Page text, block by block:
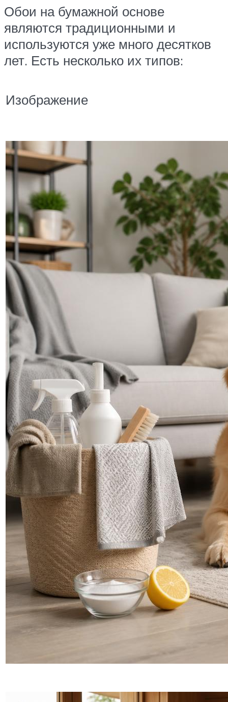
Обои на бумажной основе
являются традиционными и
используются уже много десятков
лет. Есть несколько их типов:
Изображение